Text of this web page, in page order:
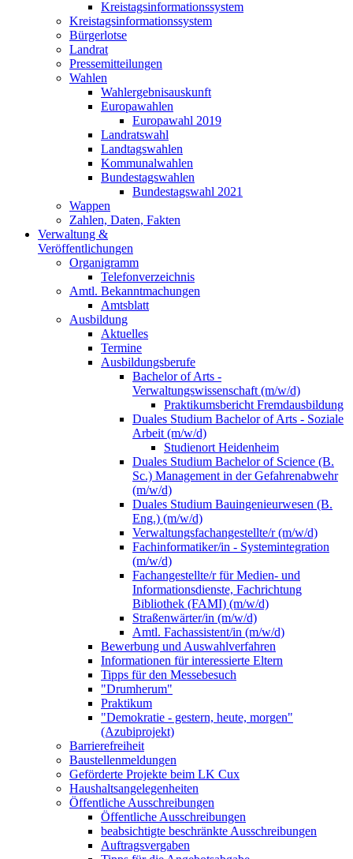
Kreistagsinformationssystem
Kreistagsinformationssystem
Bürgerlotse
Landrat
Pressemitteilungen
Wahlen
Wahlergebnisauskunft
Europawahlen
Europawahl 2019
Landratswahl
Landtagswahlen
Kommunalwahlen
Bundestagswahlen
Bundestagswahl 2021
Wappen
Zahlen, Daten, Fakten
Verwaltung &
Veröffentlichungen
Organigramm
Telefonverzeichnis
Amtl. Bekanntmachungen
Amtsblatt
Ausbildung
Aktuelles
Termine
Ausbildungsberufe
Bachelor of Arts -
Verwaltungswissenschaft (m/w/d)
Praktikumsbericht Fremdausbildung
Duales Studium Bachelor of Arts - Soziale
Arbeit (m/w/d)
Studienort Heidenheim
Duales Studium Bachelor of Science (B.
Sc.) Management in der Gefahrenabwehr
(m/w/d)
Duales Studium Bauingenieurwesen (B.
Eng.) (m/w/d)
Verwaltungsfachangestellte/r (m/w/d)
Fachinformatiker/in - Systemintegration
(m/w/d)
Fachangestellte/r für Medien- und
Informationsdienste, Fachrichtung
Bibliothek (FAMI) (m/w/d)
Straßenwärter/in (m/w/d)
Amtl. Fachassistent/in (m/w/d)
Bewerbung und Auswahlverfahren
Informationen für interessierte Eltern
Tipps für den Messebesuch
"Drumherum"
Praktikum
"Demokratie - gestern, heute, morgen"
(Azubiprojekt)
Barrierefreiheit
Baustellenmeldungen
Geförderte Projekte beim LK Cux
Haushaltsangelegenheiten
Öffentliche Ausschreibungen
Öffentliche Ausschreibungen
beabsichtigte beschränkte Ausschreibungen
Auftragsvergaben